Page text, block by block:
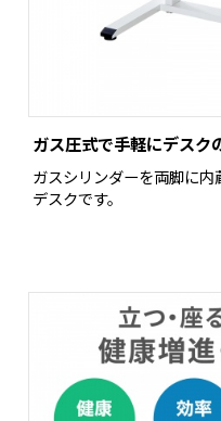
ガス圧式で手軽にデスク
ガスシリンダーを両脚に
デスクです。